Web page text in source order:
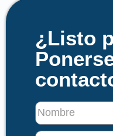
¿Listo